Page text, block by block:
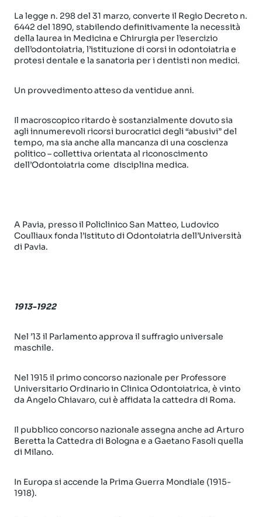
La legge n. 298 del 31 marzo, converte il Regio Decreto n.
6442 del 1890, stabilendo definitivamente la necessità
della laurea in Medicina e Chirurgia per l’esercizio
dell’odontoiatria, l’istituzione di corsi in odontoiatria e
protesi dentale e la sanatoria per i dentisti non medici.
Un provvedimento atteso da ventidue anni.
Il macroscopico ritardo è sostanzialmente dovuto sia
agli innumerevoli ricorsi burocratici degli “abusivi” del
tempo, ma sia anche alla mancanza di una coscienza
politico – collettiva orientata al riconoscimento
dell’Odontoiatria come disciplina medica.
A Pavia, presso il Policlinico San Matteo, Ludovico
Coulliaux fonda l’Istituto di Odontoiatria dell’Università
di Pavia.
1913-1922
Nel ’13 il Parlamento approva il suffragio universale
maschile.
Nel 1915 il primo concorso nazionale per Professore
Universitario Ordinario in Clinica Odontoiatrica, è vinto
da Angelo Chiavaro, cui è affidata la cattedra di Roma.
Il pubblico concorso nazionale assegna anche ad Arturo
Beretta la Cattedra di Bologna e a Gaetano Fasoli quella
di Milano.
In Europa si accende la Prima Guerra Mondiale (1915-
1918).